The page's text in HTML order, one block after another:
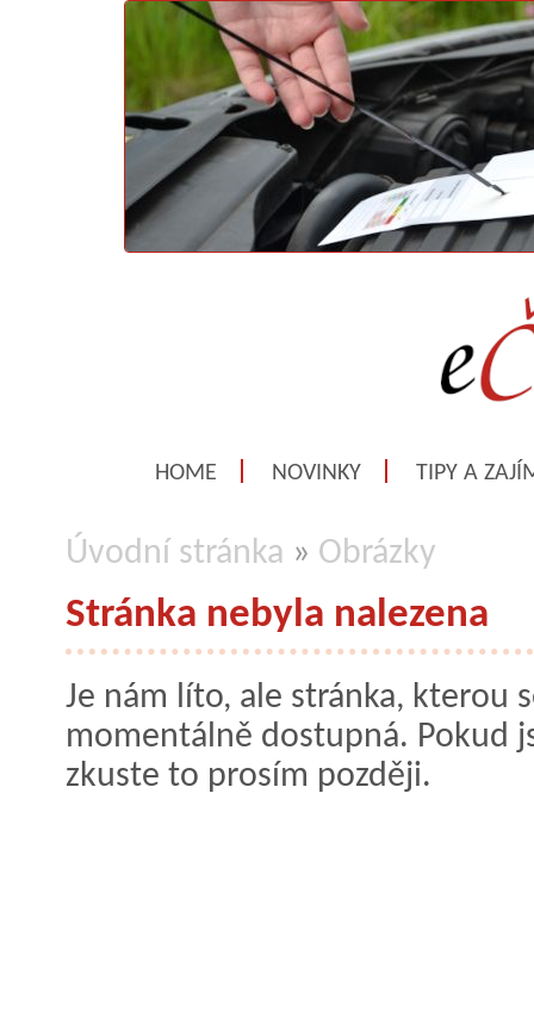
HOME NOVINKY TIPY A
Úvodní stránka » Obrázky
Stránka nebyla nalezena
Je nám líto, ale stránka, kterou
momentálně dostupná. Pokud
zkuste to prosím později.